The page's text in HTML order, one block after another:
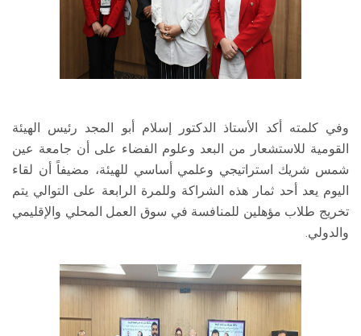
وفي كلمته أكد الأستاذ الدكتور إسلام أبو المجد رئيس الهيئة
القومية للاستشعار من البعد وعلوم الفضاء على أن جامعة عين
شمس شريك استراتيجي وعلمي أساسي للهيئة، مضيفاً أن لقاء
اليوم يعد أحد ثمار هذه الشراكة وللمرة الرابعة على التوالي يتم
تخريج طلاب مؤهلين للمنافسة في سوق العمل المحلي والإقليمي
والدولي.